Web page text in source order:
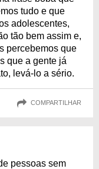
tudo e que
adolescentes,
tão bem assim e,
percebemos que
que a gente já
levá-lo a sério.
COMPARTILHAR
pessoas sem